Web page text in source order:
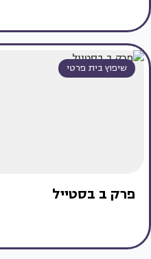
שיפוץ בית פרטי
פרק ב בסטייל